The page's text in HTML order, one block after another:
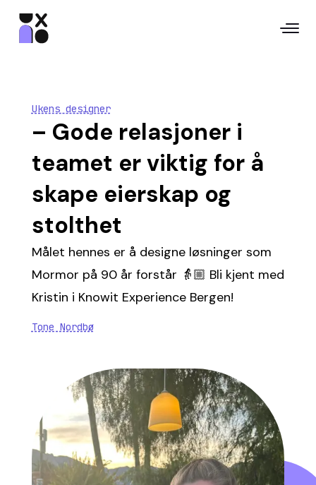
Ukens designer
– Gode relasjoner i
teamet er viktig for å
skape eierskap og
stolthet
Målet hennes er å designe løsninger som
Mormor på 90 år forstår 👵🏼 Bli kjent med
Kristin i Knowit Experience Bergen!
Tone Nordbø